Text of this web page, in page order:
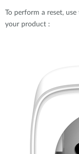
To perform a reset,
your product :